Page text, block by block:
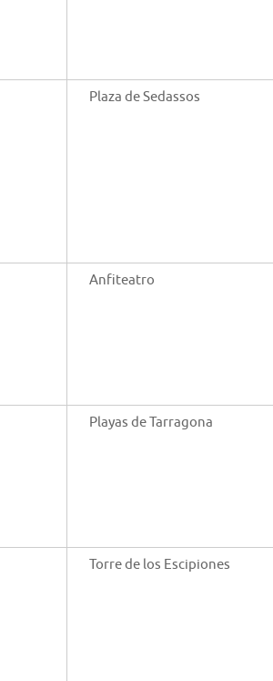
Plaza de Sedassos
Anfiteatro
Playas de Tarragona
Torre de los Escipiones